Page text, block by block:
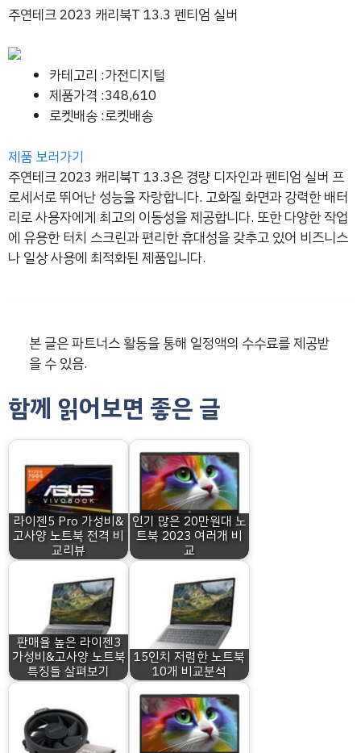
주연테크 2023 캐리북T 13.3 펜티엄 실버
카테고리 :가전디지털
제품가격 :348,610
로켓배송 :로켓배송
제품 보러가기
주연테크 2023 캐리북T 13.3은 경량 디자인과 펜티엄 실버 프
로세서로 뛰어난 성능을 자랑합니다. 고화질 화면과 강력한 배터
리로 사용자에게 최고의 이동성을 제공합니다. 또한 다양한 작업
에 유용한 터치 스크린과 편리한 휴대성을 갖추고 있어 비즈니스
나 일상 사용에 최적화된 제품입니다.
본 글은 파트너스 활동을 통해 일정액의 수수료를 제공받
을 수 있음.
함께 읽어보면 좋은 글
라이젠5 Pro 가성비&
고사양 노트북 전격 비
교리뷰
인기 많은 20만원대 노
트북 2023 여러개 비
교
판매율 높은 라이젠3
가성비&고사양 노트북
특징들 살펴보기
15인치 저렴한 노트북
10개 비교분석